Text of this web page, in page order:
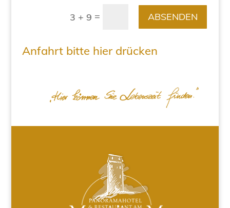
3 + 9 = ABSENDEN
Anfahrt bitte hier drücken